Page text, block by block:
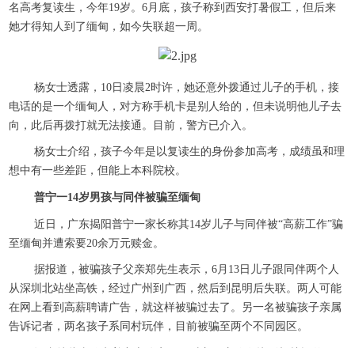
名高考复读生，今年19岁。6月底，孩子称到西安打暑假工，但后来
她才得知人到了缅甸，如今失联超一周。
杨女士透露，10日凌晨2时许，她还意外拨通过儿子的手机，接
电话的是一个缅甸人，对方称手机卡是别人给的，但未说明他儿子去
向，此后再拨打就无法接通。目前，警方已介入。
杨女士介绍，孩子今年是以复读生的身份参加高考，成绩虽和理
想中有一些差距，但能上本科院校。
普宁一14岁男孩与同伴被骗至缅甸
近日，广东揭阳普宁一家长称其14岁儿子与同伴被“高薪工作”骗
至缅甸并遭索要20余万元赎金。
据报道，被骗孩子父亲郑先生表示，6月13日儿子跟同伴两个人
从深圳北站坐高铁，经过广州到广西，然后到昆明后失联。两人可能
在网上看到高薪聘请广告，就这样被骗过去了。另一名被骗孩子亲属
告诉记者，两名孩子系同村玩伴，目前被骗至两个不同园区。